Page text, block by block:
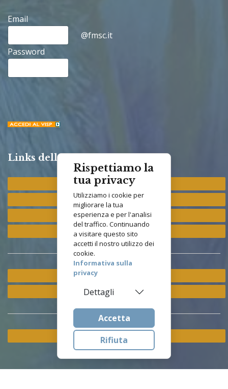
Rispettiamo la
tua privacy
Utilizziamo i cookie per
migliorare la tua
esperienza e per l'analisi
del traffico. Continuando
a visitare questo sito
accetti il nostro utilizzo dei
cookie.
Informativa sulla
privacy
Dettagli
Accetta
Rifiuta
Email
@fmsc.it
Password
Links della Congregazione
Provincia "St. Francis"
Provincia "M. Immacolata"
Provincia "S. Antonio"
Provincia "S. Elisabetta"
Ramo ETS
Istituto Asisium
Cookie & Privacy Policy